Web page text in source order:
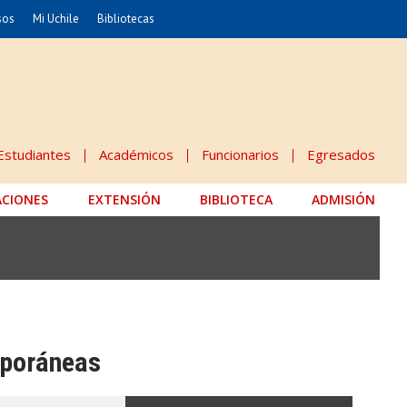
Economía y Negocios
Mi Uchile Bibliotecas
Académicos Funcionarios Egresados
EXTENSIÓN BIBLIOTECA ADMISIÓN